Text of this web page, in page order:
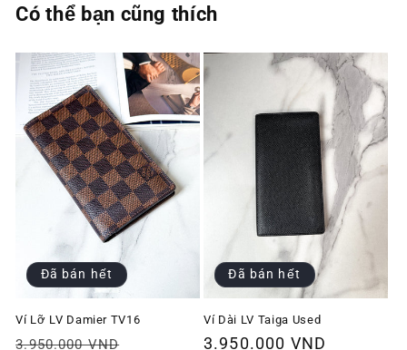
Có thể bạn cũng thích
Đã bán hết
Ví Lỡ LV Damier TV16
Giá
3.950.000 VND
Đã bán hết
Ví Dài LV Taiga Used
Giá
3.950.000 VND